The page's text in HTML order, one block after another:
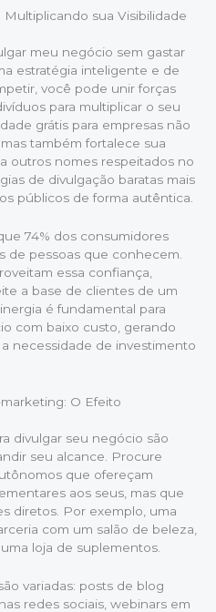
sua Visibilidade
meu negócio sem gastar
estratégia inteligente e de
você pode unir forças
para multiplicar o seu
grátis para empresas não
também fortalece sua
outros nomes respeitados no
de divulgação baratas mais
públicos de forma autêntica.
74% dos consumidores
de pessoas que conhecem.
essa confiança,
a base de clientes de um
é fundamental para
com baixo custo, gerando
necessidade de investimento
O Efeito
divulgar seu negócio são
seu alcance. Procure
que ofereçam
aos seus, mas que
diretos. Por exemplo, uma
com um salão de beleza,
loja de suplementos.
variadas: posts de blog
redes sociais, webinars em